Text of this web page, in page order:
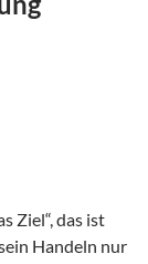
Ziel“, das ist
Handeln nur